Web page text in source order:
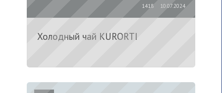
10.07.2024
1418
Холодный чай KURORTI